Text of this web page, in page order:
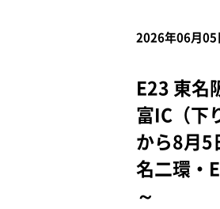
2026年06月05
E23 東名
富IC（下
から8月
名二環・
～